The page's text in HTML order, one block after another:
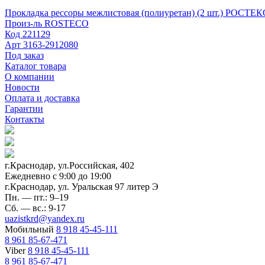
Прокладка рессоры межлистовая (полиуретан) (2 шт.)
Произ-ль ROSTECO
Код 221129
Арт 3163-2912080
Под заказ
Каталог товара
О компании
Новости
Оплата и доставка
Гарантии
Контакты
г.Краснодар, ул.Российская, 402
Ежедневно c 9:00 до 19:00
г.Краснодар, ул. Уральская 97 литер Э
Пн. — пт.: 9–19
Сб. — вс.: 9-17
uazistkrd@yandex.ru
Мобильный 8 918 45-45-111
8 961 85-67-471
Viber8 918 45-45-111
8 961 85-67-471